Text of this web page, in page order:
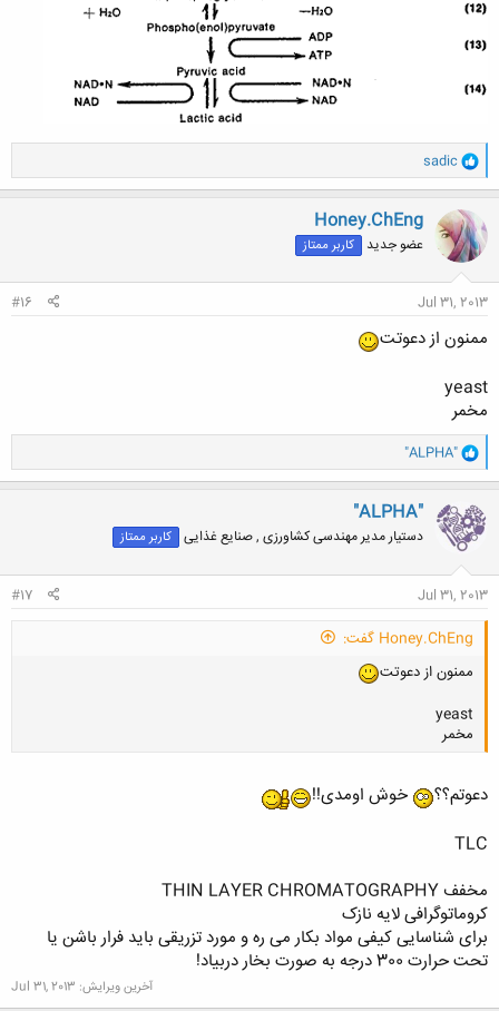
و
ا
ک
ن
ش
ه
ا
sadic
Honey.ChEng
عضو جدید کاربر ممتاز
Jul 31, 2013
#16
ممنون از دعوتت
yeast
مخمر
و
ا
ک
ن
ش
ه
ا
"ALPHA"
"ALPHA"
دستیار مدیر مهندسی کشاورزی , صنایع غذایی کاربر ممتاز
Jul 31, 2013
#17
Honey.ChEng گفت:
ممنون از دعوتت
yeast
مخمر
دعوتم؟؟
خوش اومدی!!
TLC
مخفف THIN LAYER CHROMATOGRAPHY
کروماتوگرافی لایه نازک
برای شناسایی کیفی مواد بکار می ره و مورد تزریقی باید فرار باشن یا
تحت حرارت 300 درجه به صورت بخار دربیاد!
آخرین ویرایش: Jul 31, 2013